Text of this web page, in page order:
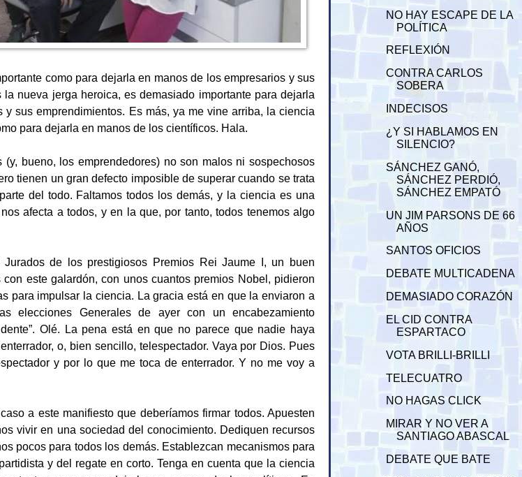
como para dejarla en manos de los empresarios y sus
nueva jerga heroica, es demasiado importante para dejarla
y sus emprendimientos. Es más, ya me vine arriba, la ciencia
para dejarla en manos de los científicos. Hala.
bueno, los emprendedores) no son malos ni sospechosos
tienen un gran defecto imposible de superar cuando se trata
del todo. Faltamos todos los demás, y la ciencia es una
afecta a todos, y en la que, por tanto, todos tenemos algo
de los prestigiosos Premios Rei Jaume I, un buen
este galardón, con unos cuantos premios Nobel, pidieron
para impulsar la ciencia. La gracia está en que la enviaron a
elecciones Generales de ayer con un encabezamiento
Olé. La pena está en que no parece que nadie haya
o, bien sencillo, telespectador. Vaya por Dios. Pues
y por lo que me toca de enterrador. Y no me voy a
a este manifiesto que deberíamos firmar todos. Apuesten
vivir en una sociedad del conocimiento. Dediquen recursos
pocos para todos los demás. Establezcan mecanismos para
y del regate en corto. Tenga en cuenta que la ciencia
NO HAY ESCAPE DE LA
POLÍTICA
REFLEXIÓN
CONTRA CARLOS
SOBERA
INDECISOS
¿Y SI HABLAMOS EN
SILENCIO?
SÁNCHEZ GANÓ,
SÁNCHEZ PERDIÓ,
SÁNCHEZ EMPATÓ
UN JIM PARSONS DE 66
AÑOS
SANTOS OFICIOS
DEBATE MULTICADENA
DEMASIADO CORAZÓN
EL CID CONTRA
ESPARTACO
VOTA BRILLI-BRILLI
TELECUATRO
NO HAGAS CLICK
MIRAR Y NO VER A
SANTIAGO ABASCAL
DEBATE QUE BATE